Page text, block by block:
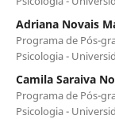
Adriana Novais
Programa de Pós-
Psicologia -
Camila Saraiva
Programa de Pós-
Psicologia -